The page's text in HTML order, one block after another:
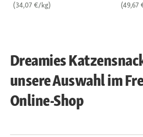
(34,07 €/kg) (49,67
Dreamies
unsere Auswahl im
Online-Shop